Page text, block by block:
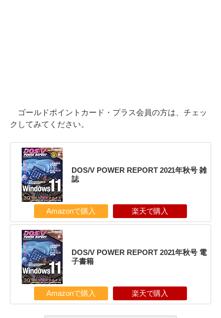
ゴールドポイントカード・プラス会員の方は、チェッ
クしてみてください。
DOS/V POWER REPORT 2021年秋号 雑
誌
Amazonで購入 楽天で購入
DOS/V POWER REPORT 2021年秋号 電
子書籍
Amazonで購入 楽天で購入